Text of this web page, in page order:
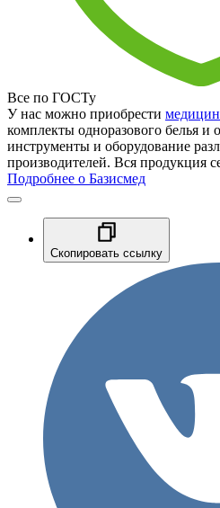
Все по ГОСТу
У нас можно приобрести
комплекты одноразового белья
инструменты и оборудование
производителей. Вся продукция
Подробнее о Базисмед
Скопировать ссылку